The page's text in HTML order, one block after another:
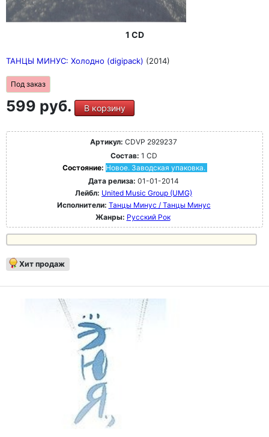
1 CD
ТАНЦЫ МИНУС: Холодно (digipack) (2014)
Под заказ
599 руб. В корзину
Артикул: CDVP 2929237
Состав: 1 CD
Состояние: Новое. Заводская упаковка.
Дата релиза: 01-01-2014
Лейбл: United Music Group (UMG)
Исполнители: Танцы Минус / Танцы Минус
Жанры: Русский Рок
Хит продаж